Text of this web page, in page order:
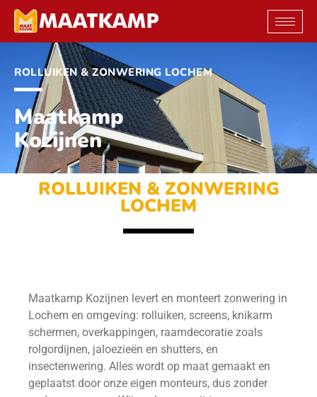
naar
de
ROLLUIKEN & ZONWERING LOCHEM
Maatkamp
Kozijnen
ROLLUIKEN & ZONWERING
LOCHEM
Maatkamp Kozijnen levert en monteert zonwering in
Lochem en omgeving: rolluiken, screens, knikarm
schermen, overkappingen, raamdecoratie zoals
rolgordijnen, jaloezieën en shutters, en
insectenwering. Alles wordt op maat gemaakt en
geplaatst door onze eigen monteurs, dus zonder